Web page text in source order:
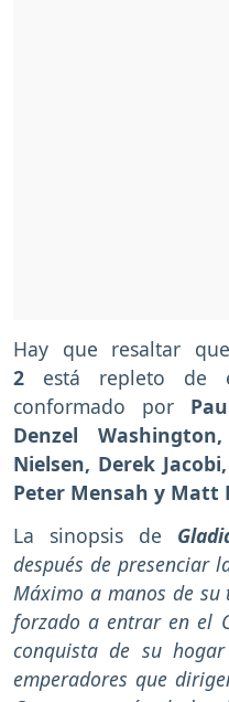
Hay que resaltar
2 está repleto de
conformado por
Denzel
Nielsen, Derek
Peter Mensah y Matt
La sinopsis de
después de presenciar
Máximo a manos de su
forzado a entrar en el
conquista de su
emperadores que